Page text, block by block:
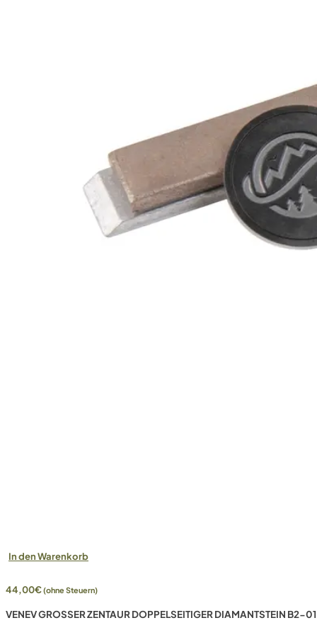
In den Warenkorb
44,00€(ohne Steuern)
VENEV GROSSER ZENTAUR DOPPELSEITIGER DIAMANTSTEIN B2-